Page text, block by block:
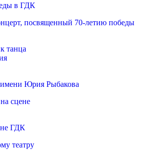
посвященный 70-летию победы
Юрия Рыбакова
ГДК